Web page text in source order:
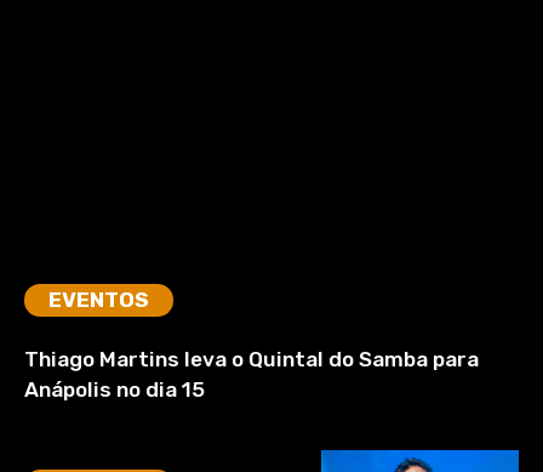
EVENTOS
Thiago Martins leva o Quintal do Samba para
Anápolis no dia 15